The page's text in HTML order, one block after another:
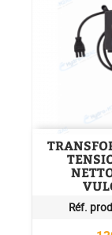
Réf.